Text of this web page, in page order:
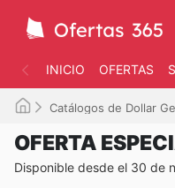
INICIO OFERTAS
Catálogos de Dollar
OFERTA
Disponible desde el 30 de